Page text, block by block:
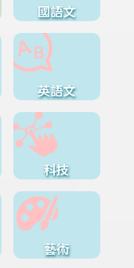
國語文
英語文
科技
藝術